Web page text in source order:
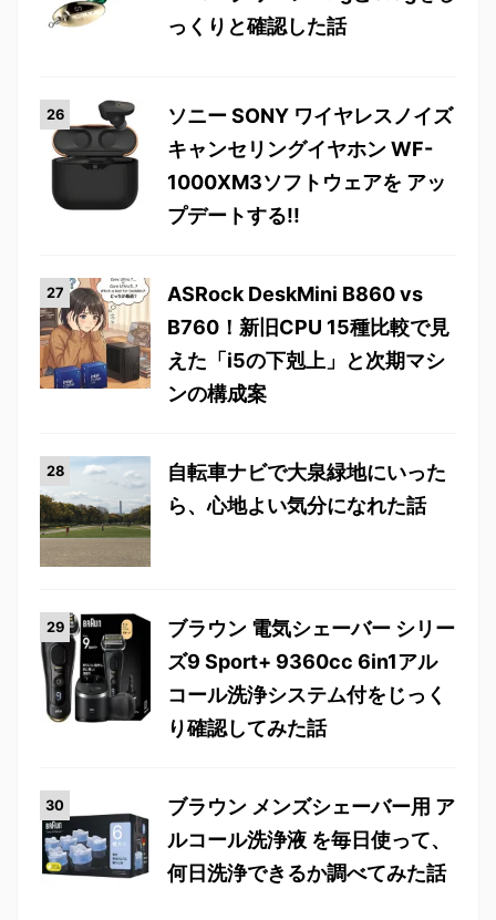
っくりと確認した話
ソニー SONY ワイヤレスノイズ
キャンセリングイヤホン WF-
1000XM3ソフトウェアを アッ
プデートする!!
ASRock DeskMini B860 vs
B760！新旧CPU 15種比較で見
えた「i5の下剋上」と次期マシ
ンの構成案
自転車ナビで大泉緑地にいった
ら、心地よい気分になれた話
ブラウン 電気シェーバー シリー
ズ9 Sport+ 9360cc 6in1アル
コール洗浄システム付をじっく
り確認してみた話
ブラウン メンズシェーバー用 ア
ルコール洗浄液 を毎日使って、
何日洗浄できるか調べてみた話